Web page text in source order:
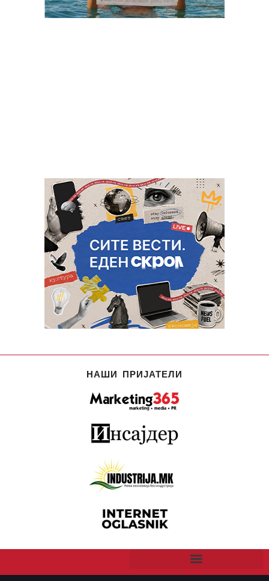
НАШИ ПРИЈАТЕЛИ